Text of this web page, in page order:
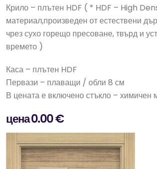
Крило – плътен HDF ( * HDF – High
материал,произведен от естествени
чрез сухо горещо пресоване, твърд и
времето )
Каса – плътен HDF
Первази – плаващи / обли 8 см
В цената е включено стъкло – химичен
цена 0.00 €